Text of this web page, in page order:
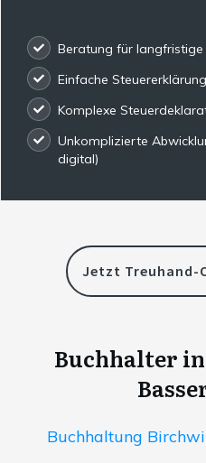
Beratung für
Einfache
Komplexe
Unkomplizierte
digital)
Jetzt Treuhand-
Buchhalter
Buchhaltung